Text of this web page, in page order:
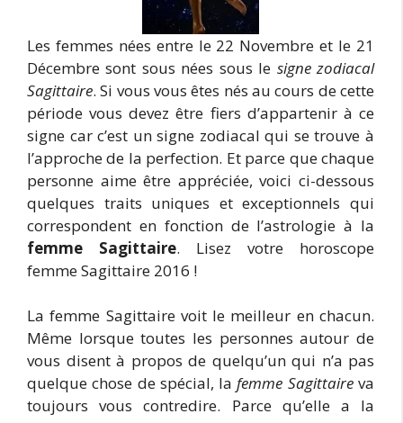
Les femmes nées entre le 22 Novembre et le 21
Décembre sont sous nées sous le signe zodiacal
Sagittaire. Si vous vous êtes nés au cours de cette
période vous devez être fiers d’appartenir à ce
signe car c’est un signe zodiacal qui se trouve à
l’approche de la perfection. Et parce que chaque
personne aime être appréciée, voici ci-dessous
quelques traits uniques et exceptionnels qui
correspondent en fonction de l’astrologie à la
femme Sagittaire. Lisez votre horoscope
femme Sagittaire 2016 !
La femme Sagittaire voit le meilleur en chacun.
Même lorsque toutes les personnes autour de
vous disent à propos de quelqu’un qui n’a pas
quelque chose de spécial, lafemme Sagittaireva
toujours vous contredire. Parce qu’elle a la